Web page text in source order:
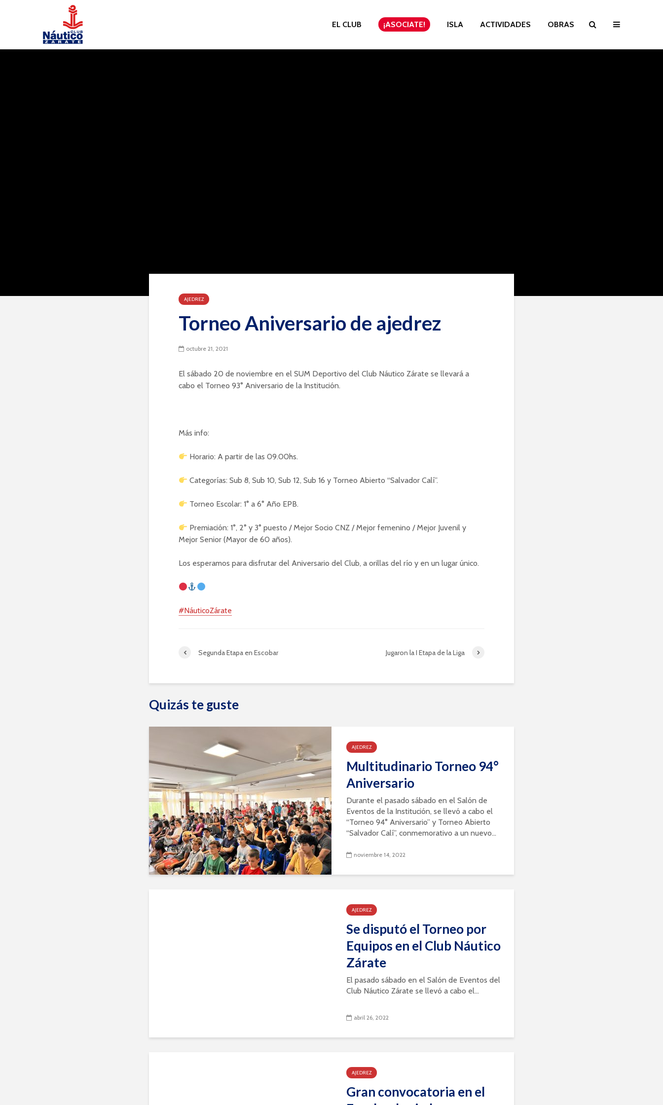
EL CLUB ¡ASOCIATE! ISLA ACTIVIDADES OBRAS
AJEDREZ
Torneo Aniversario de ajedrez
octubre 21, 2021
El sábado 20 de noviembre en el SUM Deportivo del Club Náutico Zárate se llevará a
cabo el Torneo 93° Aniversario de la Institución.
Más info:
Horario: A partir de las 09.00hs.
Categorías: Sub 8, Sub 10, Sub 12, Sub 16 y Torneo Abierto “Salvador Calí”.
Torneo Escolar: 1° a 6° Año EPB.
Premiación: 1°, 2° y 3° puesto / Mejor Socio CNZ / Mejor femenino / Mejor Juvenil y
Mejor Senior (Mayor de 60 años).
Los esperamos para disfrutar del Aniversario del Club, a orillas del río y en un lugar único.
#NáuticoZárate
Segunda Etapa en Escobar Jugaron la I Etapa de la Liga
Quizás te guste
AJEDREZ
Multitudinario Torneo 94°
Aniversario
Durante el pasado sábado en el Salón de
Eventos de la Institución, se llevó a cabo el
“Torneo 94° Aniversario” y Torneo Abierto
“Salvador Calí”, conmemorativo a un nuevo...
noviembre 14, 2022
AJEDREZ
Se disputó el Torneo por
Equipos en el Club Náutico
Zárate
El pasado sábado en el Salón de Eventos del
Club Náutico Zárate se llevó a cabo el...
abril 26, 2022
AJEDREZ
Gran convocatoria en el